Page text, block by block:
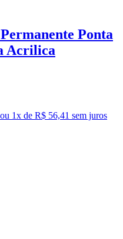
Ponta
Acrilica
ou 1x de R$ 56,41 sem juros